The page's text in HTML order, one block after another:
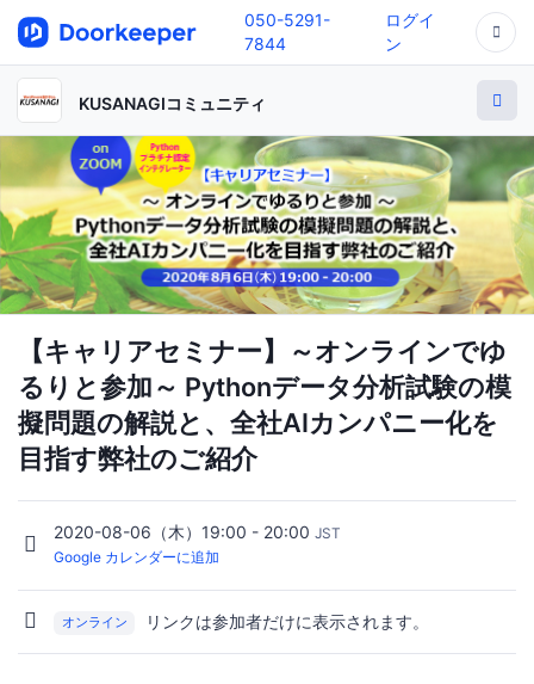
050-5291-
7844
ログイ
ン
KUSANAGIコミュニティ
【キャリアセミナー】～オンラインでゆ
るりと参加～ Pythonデータ分析試験の模
擬問題の解説と、全社AIカンパニー化を
目指す弊社のご紹介
2020-08-06（木）19:00 - 20:00 JST
Google カレンダーに追加
オンライン リンクは参加者だけに表示されます。